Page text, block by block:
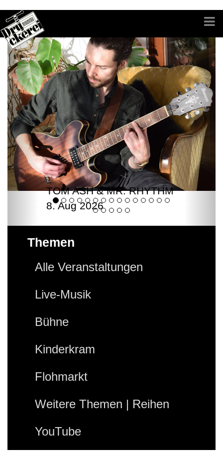
TOM ASH & MR. RHYTHM
8. Aug 2026
Themen
Alle Veranstaltungen
Live-Musik
Bühne
Kinderkram
Flohmarkt
Weitere Themen | Reihen
YouTube